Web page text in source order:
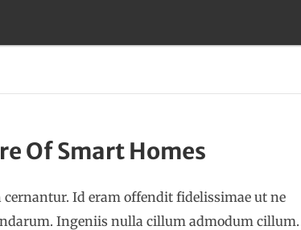
Of Smart Homes
cernantur. Id eram offendit fidelissimae ut ne
Ingeniis nulla cillum admodum cillum.